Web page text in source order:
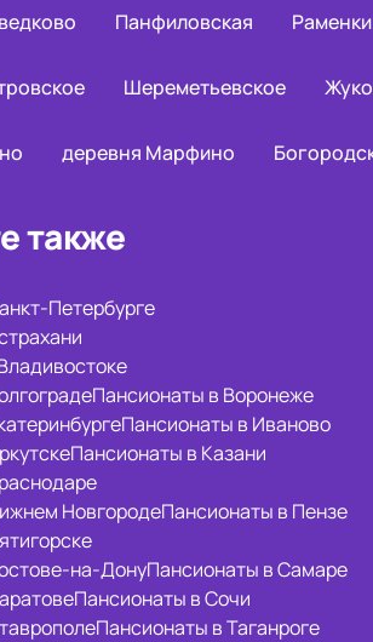
Панфиловская Раменки
Шереметьевское
деревня Марфино
также
Петербурге
Пансионаты в Воронеже
Пансионаты в Иваново
Пансионаты в Казани
НовгородеПансионаты в Пензе
на-ДонуПансионаты в Самаре
Пансионаты в Сочи
Пансионаты в Таганроге